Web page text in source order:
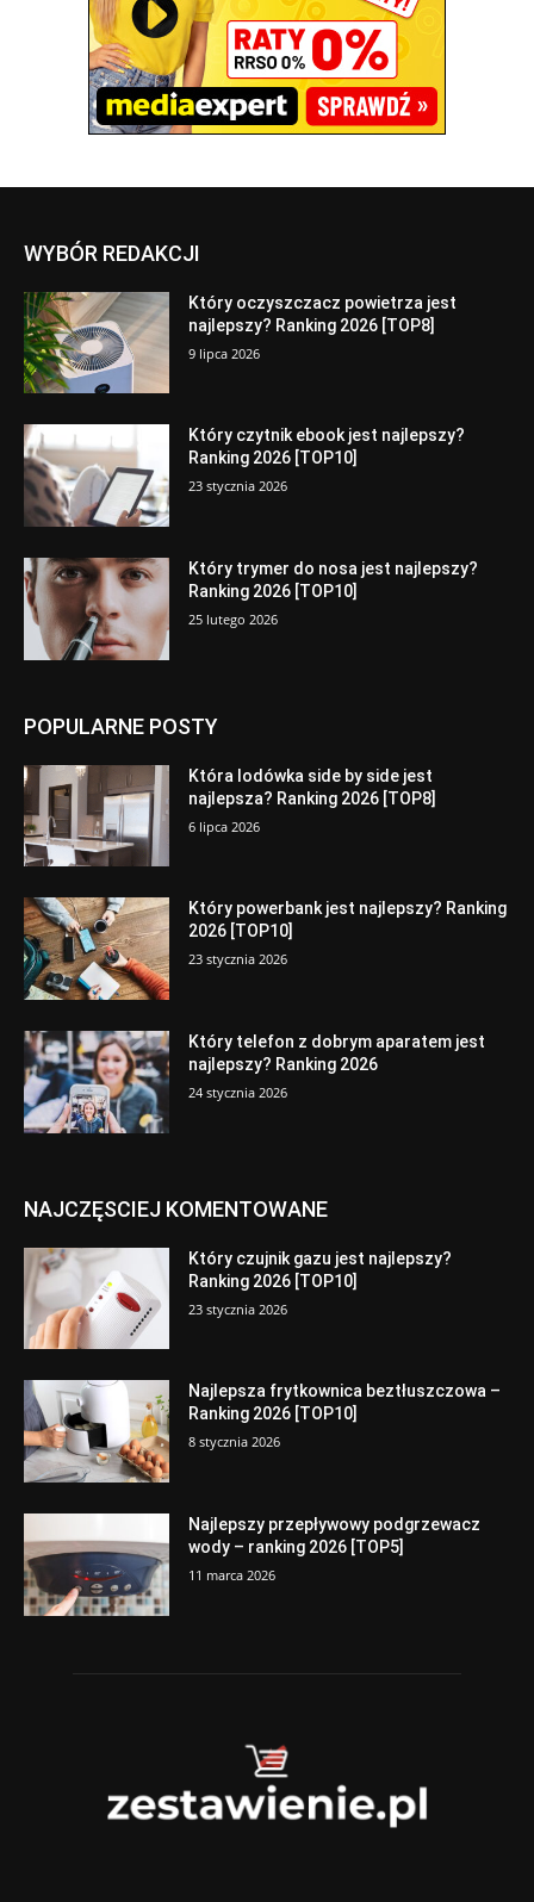
WYBÓR REDAKCJI
Który oczyszczacz powietrza jest
najlepszy? Ranking 2026 [TOP8]
9 lipca 2026
Który czytnik ebook jest najlepszy?
Ranking 2026 [TOP10]
23 stycznia 2026
Który trymer do nosa jest najlepszy?
Ranking 2026 [TOP10]
25 lutego 2026
POPULARNE POSTY
Która lodówka side by side jest
najlepsza? Ranking 2026 [TOP8]
6 lipca 2026
Który powerbank jest najlepszy? Ranking
2026 [TOP10]
23 stycznia 2026
Który telefon z dobrym aparatem jest
najlepszy? Ranking 2026
24 stycznia 2026
NAJCZĘSCIEJ KOMENTOWANE
Który czujnik gazu jest najlepszy?
Ranking 2026 [TOP10]
23 stycznia 2026
Najlepsza frytkownica beztłuszczowa –
Ranking 2026 [TOP10]
8 stycznia 2026
Najlepszy przepływowy podgrzewacz
wody – ranking 2026 [TOP5]
11 marca 2026